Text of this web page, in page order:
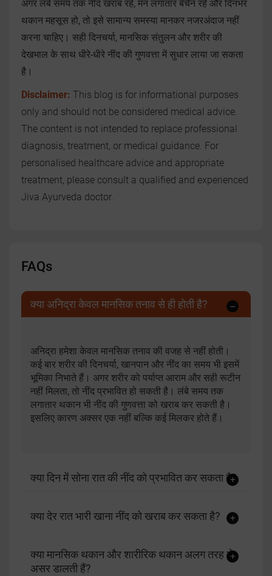
अगर लंबे समय तक नींद खराब रहे, मन लगातार बेचैन रहे और दिनभर
थकान महसूस हो, तो इसे सामान्य समस्या मानकर नजरअंदाज नहीं
करना चाहिए। सही दिनचर्या, मानसिक संतुलन और शरीर की
देखभाल के साथ धीरे-धीरे नींद की गुणवत्ता में सुधार लाया जा सकता
है।
Disclaimer: This blog is for informational purposes
only and should not be considered medical advice.
The content is not intended to replace professional
diagnosis, treatment, or medical guidance. For
personalised healthcare advice and appropriate
treatment, please consult a qualified and experienced
Jiva Ayurveda doctor.
FAQs
क्या अनिद्रा केवल मानसिक तनाव से ही होती है?
अनिद्रा हमेशा केवल मानसिक तनाव की वजह से नहीं होती।
कई बार शरीर की दिनचर्या, खानपान और नींद का समय भी इसमें
भूमिका निभाते हैं। अगर शरीर को पर्याप्त आराम और सही रूटीन
नहीं मिलता, तो नींद प्रभावित हो सकती है। लंबे समय तक
लगातार थकान भी नींद की गुणवत्ता को खराब कर सकती है।
इसलिए कारण अक्सर एक नहीं बल्कि कई मिलकर होते हैं।
क्या दिन में सोना रात की नींद को प्रभावित कर सकता है?
क्या देर रात भारी खाना नींद को खराब कर सकता है?
क्या मानसिक थकान और शारीरिक थकान अलग तरह से
असर डालती हैं?